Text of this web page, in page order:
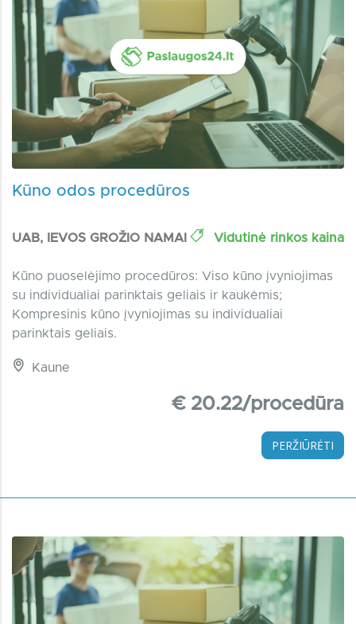
Kūno odos procedūros
UAB, IEVOS GROŽIO NAMAI Vidutinė rinkos kaina
Kūno puoselėjimo procedūros: Viso kūno įvyniojimas
su individualiai parinktais geliais ir kaukėmis;
Kompresinis kūno įvyniojimas su individualiai
parinktais geliais.
Kaune
€ 20.22/procedūra
PERŽIŪRĖTI